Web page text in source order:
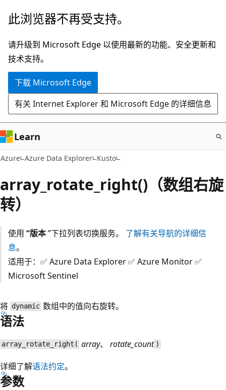
跳
主
要
内
此浏览器不再受支持。
请升级到 Microsoft Edge 以使用最新的功能、安全更新和
技术支持。
下载 Microsoft Edge
有关 Internet Explorer 和 Microsoft Edge 的详细信息
Learn
Azure Azure Data Explorer Kusto
array_rotate_right()（数组右旋
转）
使用 “版本”下拉列表切换服务。 了解有关导航的详细信
息。
适用于：✅ Azure Data Explorer ✅ Azure Monitor ✅
Microsoft Sentinel
将 dynamic 数组中的值向右旋转。
语法
array_rotate_right( array、rotate_count )
详细了解语法约定。
参数